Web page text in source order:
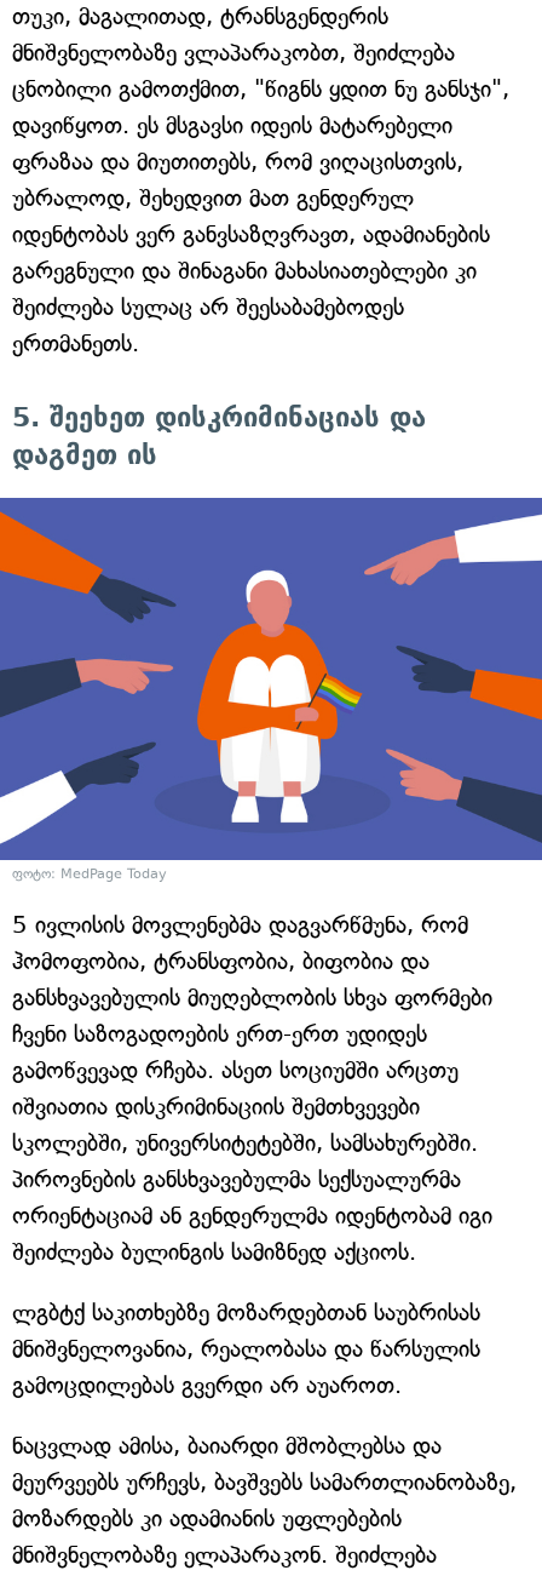
თუკი, მაგალითად, ტრანსგენდერის
მნიშვნელობაზე ვლაპარაკობთ, შეიძლება
ცნობილი გამოთქმით, "წიგნს ყდით ნუ განსჯი",
დავიწყოთ. ეს მსგავსი იდეის მატარებელი
ფრაზაა და მიუთითებს, რომ ვიღაცისთვის,
უბრალოდ, შეხედვით მათ გენდერულ
იდენტობას ვერ განვსაზღვრავთ, ადამიანების
გარეგნული და შინაგანი მახასიათებლები კი
შეიძლება სულაც არ შეესაბამებოდეს
ერთმანეთს.
5. შეეხეთ დისკრიმინაციას და
დაგმეთ ის
ფოტო: MedPage Today
5 ივლისის მოვლენებმა დაგვარწმუნა, რომ
ჰომოფობია, ტრანსფობია, ბიფობია და
განსხვავებულის მიუღებლობის სხვა ფორმები
ჩვენი საზოგადოების ერთ-ერთ უდიდეს
გამოწვევად რჩება. ასეთ სოციუმში არცთუ
იშვიათია დისკრიმინაციის შემთხვევები
სკოლებში, უნივერსიტეტებში, სამსახურებში.
პიროვნების განსხვავებულმა სექსუალურმა
ორიენტაციამ ან გენდერულმა იდენტობამ იგი
შეიძლება ბულინგის სამიზნედ აქციოს.
ლგბტქ საკითხებზე მოზარდებთან საუბრისას
მნიშვნელოვანია, რეალობასა და წარსულის
გამოცდილებას გვერდი არ აუაროთ.
ნაცვლად ამისა, ბაიარდი მშობლებსა და
მეურვეებს ურჩევს, ბავშვებს სამართლიანობაზე,
მოზარდებს კი ადამიანის უფლებების
მნიშვნელობაზე ელაპარაკონ. შეიძლება